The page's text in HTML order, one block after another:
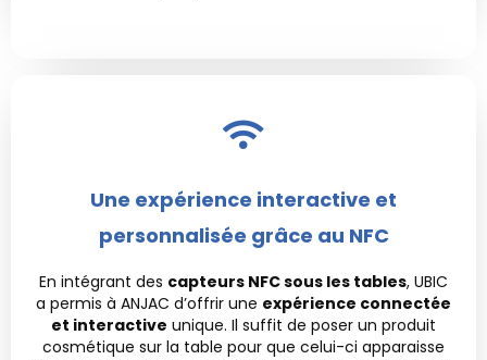
Une expérience interactive et
personnalisée grâce au NFC
En intégrant des capteurs NFC sous les tables, UBIC
a permis à ANJAC d’offrir une expérience connectée
et interactive unique. Il suffit de poser un produit
cosmétique sur la table pour que celui-ci apparaisse